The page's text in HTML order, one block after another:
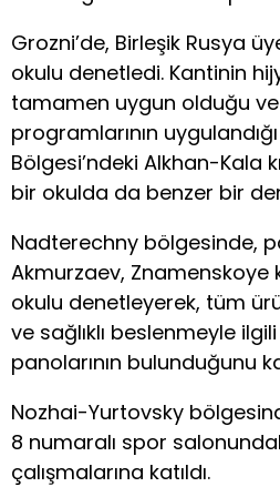
Grozni’de, Birleşik Rusya
okulu denetledi. Kantinin
tamamen uygun olduğu
programlarının
Bölgesi’ndeki Alkhan-Kala
bir okulda da benzer bir
Nadterechny bölgesinde,
Akmurzaev, Znamenskoye
okulu denetleyerek, tüm
ve sağlıklı beslenmeyle
panolarının bulunduğunu
Nozhai-Yurtovsky
8 numaralı spor
çalışmalarına katıldı.